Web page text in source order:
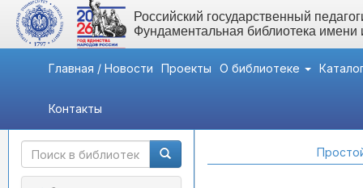
Российский государственный
Фундаментальная библиотека
Главная / Новости Проекты О библиотеке
Контакты
Быстрый доступ